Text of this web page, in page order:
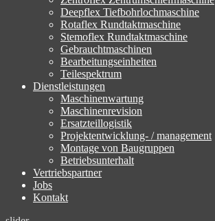
Deepflex Tiefbohrlochmaschine
Rotaflex Rundtaktmaschine
Stemoflex Rundtaktmaschine
Gebrauchtmaschinen
Bearbeitungseinheiten
Teilespektrum
Dienstleistungen
Maschinenwartung
Maschinenrevision
Ersatzteillogistik
Projektentwicklung- / management
Montage von Baugruppen
Betriebsunterhalt
Vertriebspartner
Jobs
Kontakt